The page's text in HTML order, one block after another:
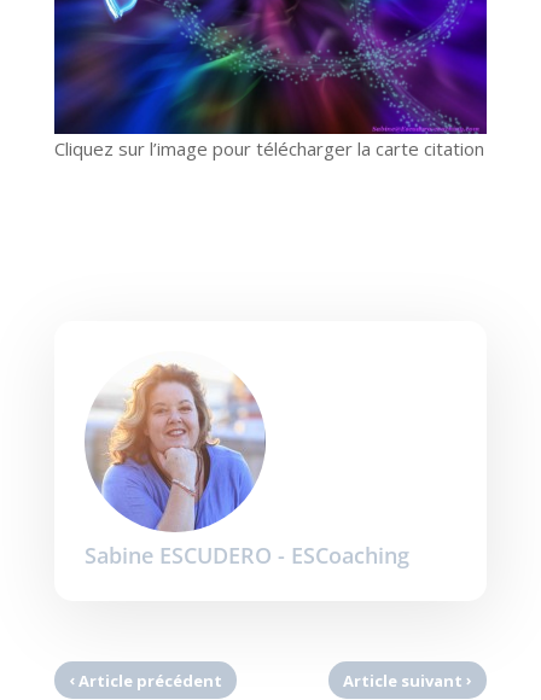
Cliquez sur l’image pour télécharger la carte citation
Sabine ESCUDERO - ESCoaching
‹Article précédent Article suivant›